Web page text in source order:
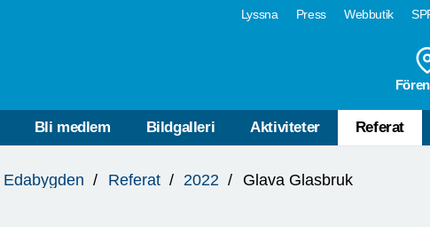
Lyssna Press Webbutik
Bli medlem Bildgalleri Aktiviteter Referat
Edabygden Referat 2022 Glava Glasbruk